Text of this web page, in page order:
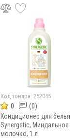
Код товара: 252045
0 (0)
Кондиционер для белья
Synergetic, Миндальное
молочко, 1 л